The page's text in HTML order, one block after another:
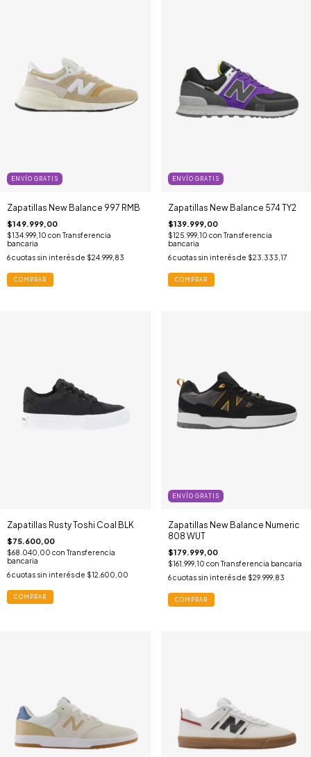
ENVÍO GRATIS
Zapatillas New Balance 997 RMB
$149.999,00
$134.999,10 con Transferencia
bancaria
6cuotas sin interés de $24.999,83
COMPRAR
ENVÍO GRATIS
Zapatillas New Balance 574 TY2
$139.999,00
$125.999,10 con Transferencia
bancaria
6 cuotas sin interés de $23.333,17
COMPRAR
Zapatillas Rusty Toshi Coal BLK
$75.600,00
$68.040,00 con Transferencia
bancaria
6cuotas sin interés de $12.600,00
COMPRAR
ENVÍO GRATIS
Zapatillas New Balance Numeric
808 WUT
$179.999,00
$161.999,10 con Transferencia bancaria
6 cuotas sin interés de $29.999,83
COMPRAR